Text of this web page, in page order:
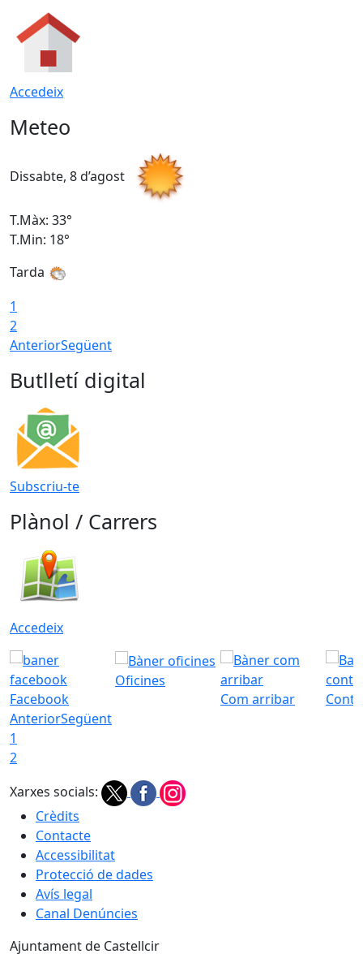
Accedeix
Meteo
Dissabte, 8 d’agost
T.Màx: 33°
T.Min: 18°
Tarda
1
2
AnteriorSegüent
Butlletí digital
Subscriu-te
Plànol / Carrers
Accedeix
Facebook
Oficines
Com arribar
AnteriorSegüent
1
2
Xarxes socials:
Crèdits
Contacte
Accessibilitat
Protecció de dades
Avís legal
Canal Denúncies
Ajuntament de Castellcir